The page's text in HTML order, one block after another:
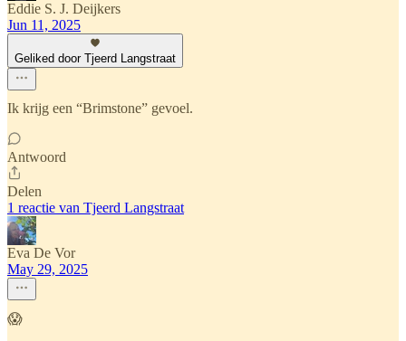
Eddie S. J. Deijkers
Jun 11, 2025
Geliked door Tjeerd Langstraat
Ik krijg een “Brimstone” gevoel.
Antwoord
Delen
1 reactie van Tjeerd Langstraat
Eva De Vor
May 29, 2025
😱